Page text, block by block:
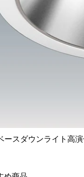
ースダウンライト高